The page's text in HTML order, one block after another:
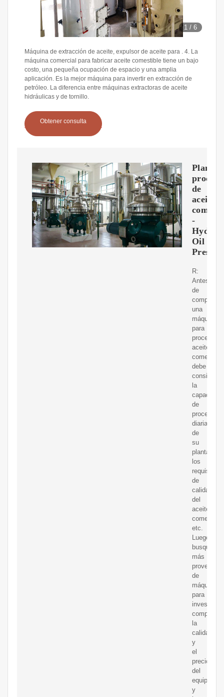
1 /6
Máquina de extracción de aceite, expulsor de aceite para . 4. La
máquina comercial para fabricar aceite comestible tiene un bajo
costo, una pequeña ocupación de espacio y una amplia
aplicación. Es la mejor máquina para invertir en extracción de
petróleo. La diferencia entre máquinas extractoras de aceite
hidráulicas y de tornillo.
Obtener consulta
Planta
de
aceite
-
Oil
Press
R:
Antes
de
comprar
una
máquina
para
procesar
aceite
debe
considerar
la
capacidad
de
diaria
de
su
planta,
los
requisitos
de
calidad
del
aceite
etc.
Luego,
busque
más
de
máquinas
para
investigar,
comparar
la
calidad
y
el
precio
del
equipo
y